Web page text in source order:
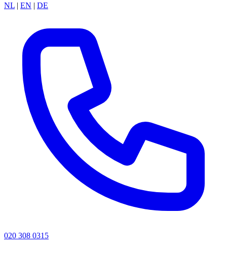
NL | EN | DE
020 308 0315